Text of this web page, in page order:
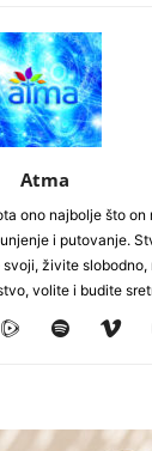
Atma
ono najbolje što on
i putovanje.
živite
volite i budite